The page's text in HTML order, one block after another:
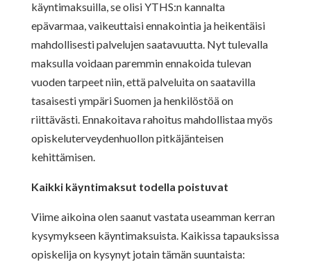
käyntimaksuilla, se olisi YTHS:n kannalta
epävarmaa, vaikeuttaisi ennakointia ja heikentäisi
mahdollisesti palvelujen saatavuutta. Nyt tulevalla
maksulla voidaan paremmin ennakoida tulevan
vuoden tarpeet niin, että palveluita on saatavilla
tasaisesti ympäri Suomen ja henkilöstöä on
riittävästi. Ennakoitava rahoitus mahdollistaa myös
opiskeluterveydenhuollon pitkäjänteisen
kehittämisen.
Kaikki käyntimaksut todella poistuvat
Viime aikoina olen saanut vastata useamman kerran
kysymykseen käyntimaksuista. Kaikissa tapauksissa
opiskelija on kysynyt jotain tämän suuntaista: